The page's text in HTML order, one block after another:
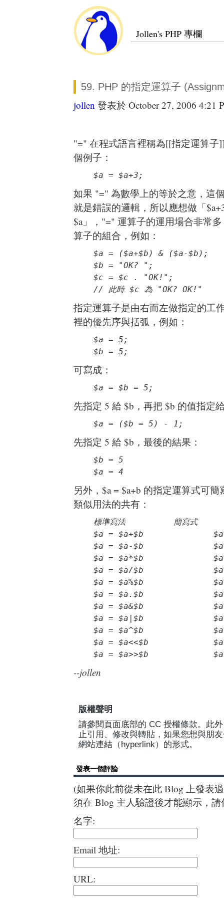
Jollen's PHP 專欄
59. PHP 的指定運算子
jollen 發表於 October 27, 2006 4:21
"=" 在程式語言裡稱為[[指定運算子
個例子：
$a = $a+3;
如果 "=" 為數學上的等於之意，這
就是錯誤的邏輯，所以應想做「
$a」，"=" 運算子的運用場合非常
算子的組合，例如：
$a = ($a+$b) & ($a-$b);
$b = "OK? ";
$c = $c . "OK!";
// 此時 $c 為 "OK? OK!"
指定運算子是由右而左做指定的工
裡的優先序與括弧，例如：
$a = 5;
$b = 5;
可寫成：
$a = $b = 5;
先指定 5 給 $b，再把 $b 的值指定
$a = ($b = 5) - 1;
先指定 5 給 $b，最後的結果：
$b = 5
$a = 4
另外，$a = $a+b 的指定運算式可簡
類似用法的共有：
標準寫法		簡寫式
$a = $a+$b		$a += $b
$a = $a-$b		$a -= $b
$a = $a*$b		$a *= $b
$a = $a/$b		$a /= $b
$a = $a%$b		$a %= $b
$a = $a.$b		$a .= $b
$a = $a&$b		$a &= $b
$a = $a|$b		$a |= $b
$a = $a^$b		$a ^= $b
$a = $a<<$b		$a <<= $b
$a =
--jollen
版權聲明
請參閱頁面底部的 CC 授權條款。此
止引用、修改與轉貼，如果您想與朋
網站連結（hyperlink）的形式。
發表一個評論
(如果你此前從未在此 Blog 上發表
須在 Blog 主人驗證後才能顯示，
名字:
Email 地址:
URL: